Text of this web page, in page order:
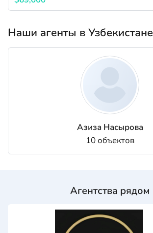
Наши агенты в Узбекистане
Азиза Насырова
10 объектов
Агентства рядом